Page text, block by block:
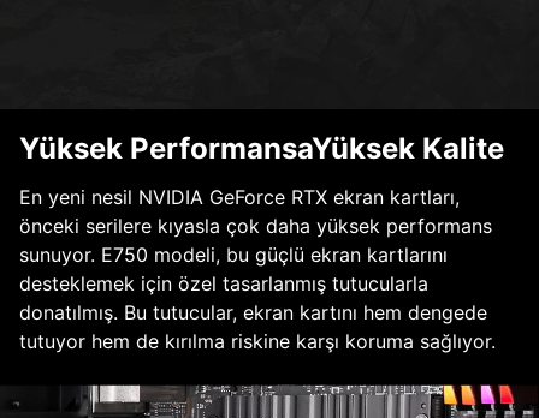
Yüksek PerformansaYüksek Kalite
En yeni nesil NVIDIA GeForce RTX ekran kartları,
önceki serilere kıyasla çok daha yüksek performans
sunuyor. E750 modeli, bu güçlü ekran kartlarını
desteklemek için özel tasarlanmış tutucularla
donatılmış. Bu tutucular, ekran kartını hem dengede
tutuyor hem de kırılma riskine karşı koruma sağlıyor.